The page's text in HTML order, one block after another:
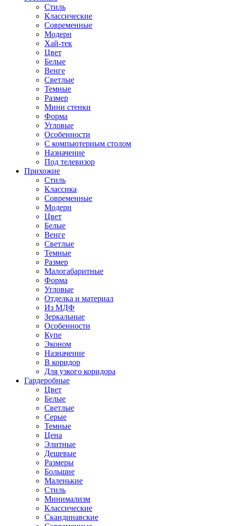
Стиль
Классические
Современные
Модерн
Хай-тек
Цвет
Белые
Венге
Светлые
Темные
Размер
Мини стенки
Форма
Угловые
Особенности
С компьютерным столом
Назначение
Под телевизор
Прихожие
Стиль
Классика
Современные
Модерн
Цвет
Белые
Венге
Светлые
Темные
Размер
Малогабаритные
Форма
Угловые
Отделка и материал
Из МДФ
Зеркальные
Особенности
Купе
Эконом
Назначение
В коридор
Для узкого коридора
Гардеробные
Цвет
Белые
Светлые
Серые
Темные
Цена
Элитные
Дешевые
Размеры
Большие
Маленькие
Стиль
Минимализм
Классические
Скандинавские